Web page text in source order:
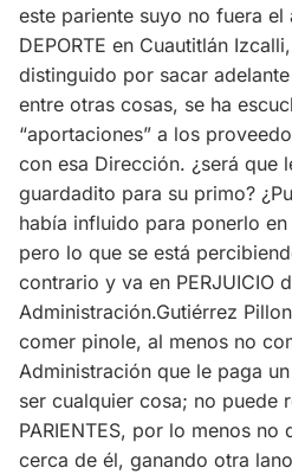
este pariente suyo no fuera
DEPORTE en Cuautitlán
distinguido por sacar
entre otras cosas, se ha
“aportaciones” a los
con esa Dirección. ¿será que
guardadito para su primo?
había influido para ponerlo
pero lo que se está
contrario y va en PERJUICIO
Administración.Gutiérrez
comer pinole, al menos no
Administración que le paga
ser cualquier cosa; no puede
PARIENTES, por lo menos no
cerca de él, ganando otra